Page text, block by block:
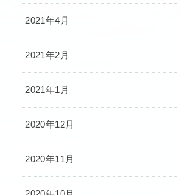
2021年4月
2021年2月
2021年1月
2020年12月
2020年11月